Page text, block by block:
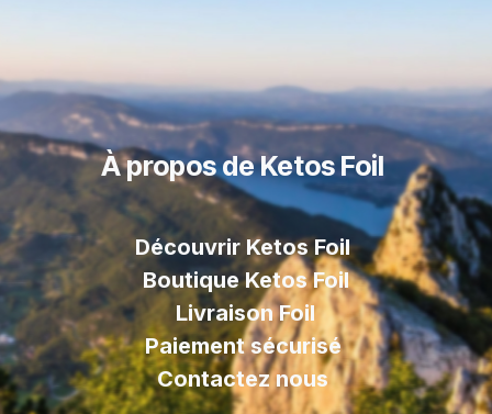
À propos de Ketos Foil
Découvrir Ketos Foil
Boutique Ketos Foil
LivraisonFoil
Paiement sécurisé
Contactez nous